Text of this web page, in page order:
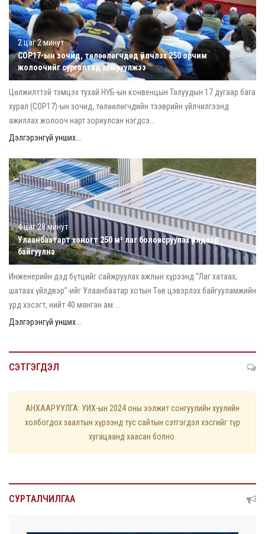
2 цаг 2 минут
COP17-ын зочид, төлөөлөгчдөд үйлчлэх 250 орчим
жолоочийг сургалтад хамруулжээ
Цөлжилттэй тэмцэх тухай НҮБ-ын конвенцын Талуудын 17 дугаар бага
хурал (COP17)-ын зочид, төлөөлөгчдийн тээврийн үйлчилгээнд
ажиллах жолооч нарт зориулсан нэгдсэ...
Дэлгэрэнгүй унших...
4 цаг 28 минут
Улаанбаатарт хоногт 250 м³ лаг боловсруулах үйлдвэр
байгуулна
Инженерийн дэд бүтцийг сайжруулах ажлын хүрээнд “Лаг хатаах,
шатаах үйлдвэр”-ийг Улаанбаатар хотын Төв цэвэрлэх байгууламжийн
урд хэсэгт, нийт 40 мянган ам ...
Дэлгэрэнгүй унших...
СЭТГЭГДЭЛ
АНХААРУУЛГА: УИХ-ын 2024 оны ээлжит сонгуулийн хуулийн
холбогдох заалтын хүрээнд тус сайтын сэтгэгдэл хэсгийг түр
хугацаанд хаасан болно.
СУРТАЛЧИЛГАА